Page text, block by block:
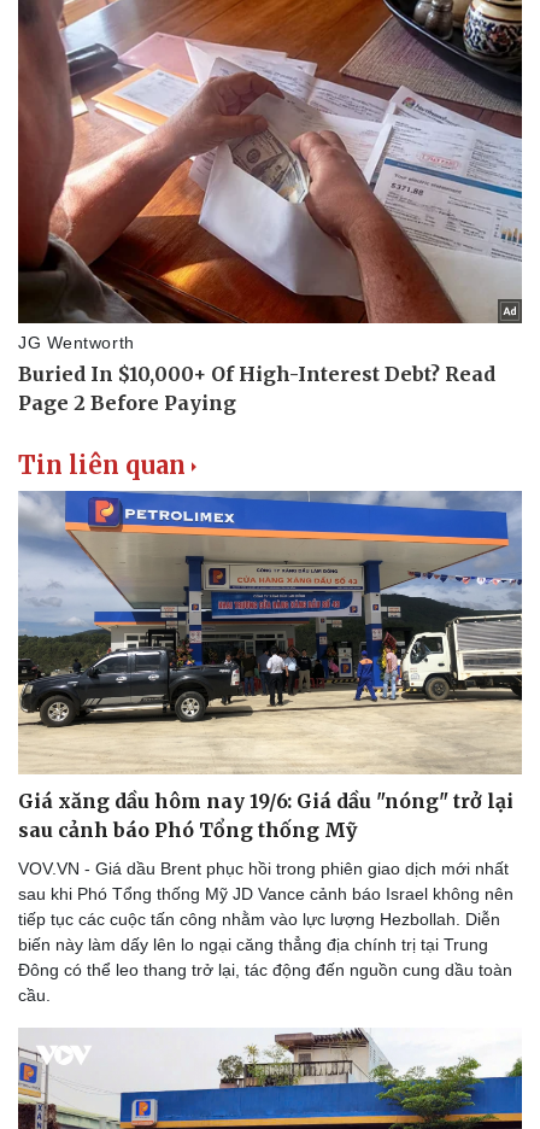
Thể thao
Bóng đá
Lịch thi đấu bóng đá
Thế giới thể thao
eSports
Ô tô - Xe máy
Ô tô
Xe máy
Tư vấn
Tin liên quan
Giá xăng dầu hôm nay 19/6: Giá dầu "nóng" trở lại
sau cảnh báo Phó Tổng thống Mỹ
VOV.VN - Giá dầu Brent phục hồi trong phiên giao dịch mới nhất
sau khi Phó Tổng thống Mỹ JD Vance cảnh báo Israel không nên
tiếp tục các cuộc tấn công nhằm vào lực lượng Hezbollah. Diễn
biến này làm dấy lên lo ngại căng thẳng địa chính trị tại Trung
Đông có thể leo thang trở lại, tác động đến nguồn cung dầu toàn
cầu.